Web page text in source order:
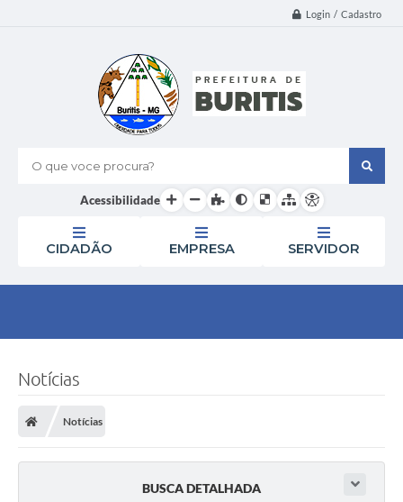
Login / Cadastro
O que voce procura?
Acessibilidade
CIDADÃO EMPRESA SERVIDOR
Notícias
Notícias
BUSCA DETALHADA